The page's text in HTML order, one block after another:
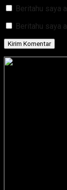
Beritahu saya
Beritahu saya